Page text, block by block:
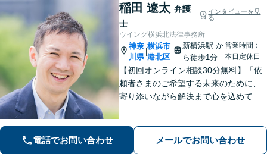
稲田 遼太 弁護
士
インタビューを見
る
ウイング横浜北法律事務所
神奈
川県
横浜市
港北区
新横浜駅か
ら徒歩1分
営業時間：
本日定休日
【初回オンライン相談30分無料】「依
頼者さまのご希望する未来のために、
寄り添いながら解決まで心を込めて対
停など離婚問題／相続・遺言も対応
【新横浜1分】
電話でお問い合わせ メールでお問い合わせ